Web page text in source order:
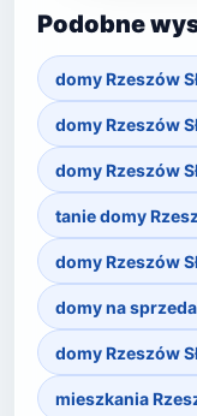
Podobne
domy Rzeszów
domy Rzeszów
domy Rzeszów
tanie domy
domy Rzeszów
domy na
domy Rzeszów
mieszkania